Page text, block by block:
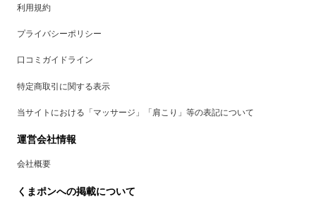
利用規約
プライバシーポリシー
口コミガイドライン
特定商取引に関する表示
当サイトにおける「マッサージ」「肩こり」等の表記について
運営会社情報
会社概要
くまポンへの掲載について